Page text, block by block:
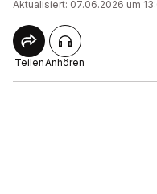
Aktualisiert: 07.06.2026 um
TeilenAnhören